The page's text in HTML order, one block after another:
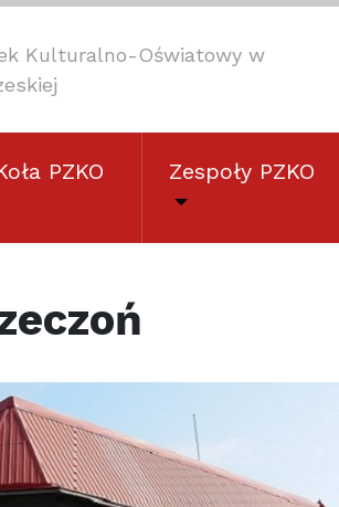
Kulturalno-Oświatowy w
PZKO Zespoły PZKO